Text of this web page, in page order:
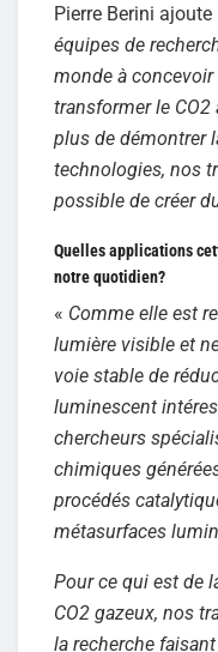
Pierre Berini ajoute
équipes de
monde à
transformer le
plus de démontrer
technologies, nos
possible de créer
Quelles applications
notre quotidien?
« Comme elle est
lumière visible et
voie stable de
luminescent
chercheurs
chimiques
procédés
métasurfaces
Pour ce qui est de
CO2 gazeux, nos
la recherche